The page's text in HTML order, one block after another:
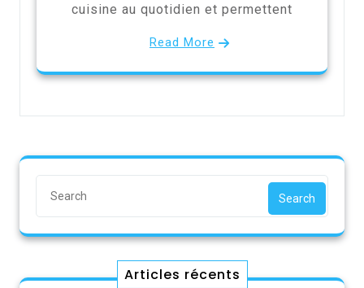
cuisine au quotidien et permettent
Read More
Search
Articles récents